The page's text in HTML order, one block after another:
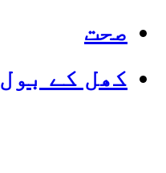
صحت
کھل کے بول